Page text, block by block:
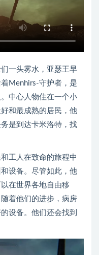
一头雾水，亚瑟王早
Menhirs-守护者，是
中心人物住在一个小
和最成熟的居民，他
是到达卡米洛特，找
工人在致命的旅程中
设备。尽管如此，他
在世界各地自由移
着他们的进步，病房
设备。他们还会找到